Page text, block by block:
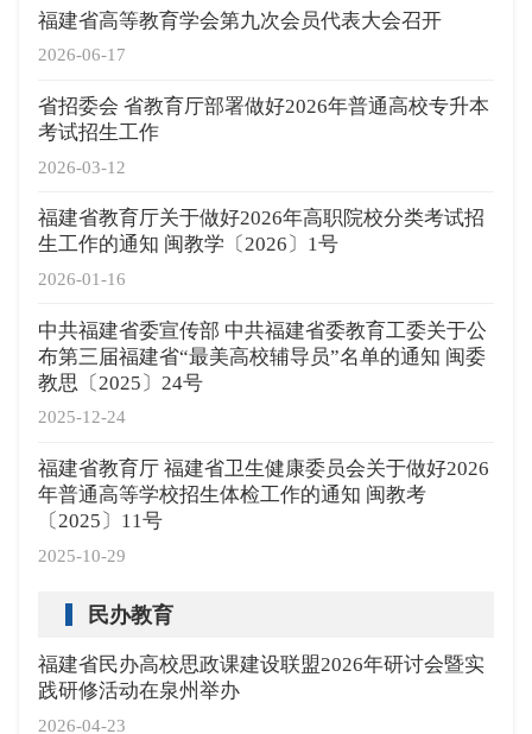
2026-06-17
福建省高等教育学会第九次会员代表大会召开
2026-03-12
省招委会 省教育厅部署做好2026年普通高校专升本
考试招生工作
2026-01-16
福建省教育厅关于做好2026年高职院校分类考试招
生工作的通知 闽教学〔2026〕1号
2025-12-24
中共福建省委宣传部 中共福建省委教育工委关于公
布第三届福建省“最美高校辅导员”名单的通知 闽委
教思〔2025〕24号
2025-10-29
福建省教育厅 福建省卫生健康委员会关于做好2026
年普通高等学校招生体检工作的通知 闽教考
〔2025〕11号
民办教育
2026-04-23
福建省民办高校思政课建设联盟2026年研讨会暨实
践研修活动在泉州举办